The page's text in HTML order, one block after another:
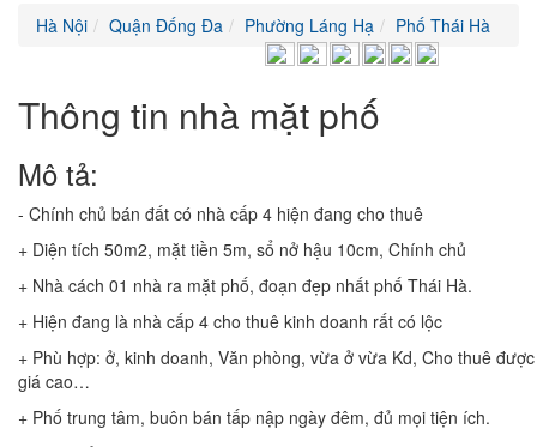
Hà Nội Quận Đống Đa Phường Láng Hạ Phố Thái Hà
Thông tin nhà mặt phố
Mô tả:
- Chính chủ bán đất có nhà cấp 4 hiện đang cho thuê
+ Diện tích 50m2, mặt tiền 5m, sổ nở hậu 10cm, Chính chủ
+ Nhà cách 01 nhà ra mặt phố, đoạn đẹp nhất phố Thái Hà.
+ Hiện đang là nhà cấp 4 cho thuê kinh doanh rất có lộc
+ Phù hợp: ở, kinh doanh, Văn phòng, vừa ở vừa Kd, Cho thuê được
giá cao…
+ Phố trung tâm, buôn bán tấp nập ngày đêm, đủ mọi tiện ích.